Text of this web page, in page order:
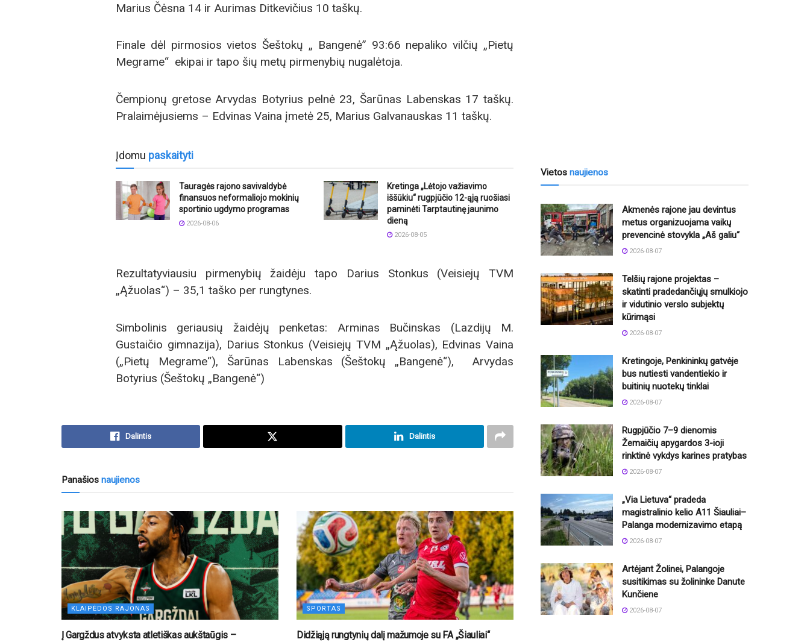
Marius Čėsna 14 ir Aurimas Ditkevičius 10 taškų.
Finale dėl pirmosios vietos Šeštokų „ Bangenė” 93:66 nepaliko vilčių „Pietų
Megrame“ ekipai ir tapo šių metų pirmenybių nugalėtoja.
Čempionų gretose Arvydas Botyrius pelnė 23, Šarūnas Labenskas 17 taškų.
Pralaimėjusiems – Edvinas Vaina įmetė 25, Marius Galvanauskas 11 taškų.
Įdomu paskaityti
Tauragės rajono savivaldybė
finansuos neformaliojo mokinių
sportinio ugdymo programas
2026-08-06
Kretinga „Lėtojo važiavimo
iššūkiu“ rugpjūčio 12-ąją ruošiasi
paminėti Tarptautinę jaunimo
dieną
2026-08-05
Rezultatyviausiu pirmenybių žaidėju tapo Darius Stonkus (Veisiejų TVM
„Ąžuolas“) – 35,1 taško per rungtynes.
Simbolinis geriausių žaidėjų penketas: Arminas Bučinskas (Lazdijų M.
Gustaičio gimnazija), Darius Stonkus (Veisiejų TVM „Ąžuolas), Edvinas Vaina
(„Pietų Megrame“), Šarūnas Labenskas (Šeštokų „Bangenė“), Arvydas
Botyrius (Šeštokų „Bangenė“)
Dalintis Dalintis
Panašios naujienos
KLAIPĖDOS RAJONAS
Į Gargždus atvyksta atletiškas aukštaūgis –
SPORTAS
Didžiąją rungtynių dalį mažumoje su FA „Šiauliai“
Vietos naujienos
Akmenės rajone jau devintus
metus organizuojama vaikų
prevencinė stovykla „Aš galiu“
2026-08-07
Telšių rajone projektas –
skatinti pradedančiųjų smulkiojo
ir vidutinio verslo subjektų
kūrimąsi
2026-08-07
Kretingoje, Penkininkų gatvėje
bus nutiesti vandentiekio ir
buitinių nuotekų tinklai
2026-08-07
Rugpjūčio 7–9 dienomis
Žemaičių apygardos 3-ioji
rinktinė vykdys karines pratybas
2026-08-07
„Via Lietuva“ pradeda
magistralinio kelio A11 Šiauliai–
Palanga modernizavimo etapą
2026-08-07
Artėjant Žolinei, Palangoje
susitikimas su žolininke Danute
Kunčiene
2026-08-07